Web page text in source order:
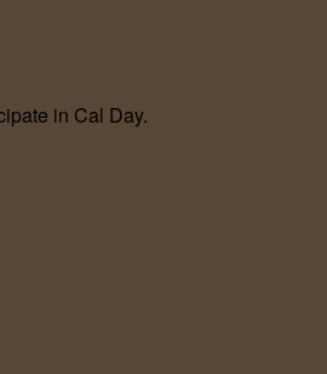
in Cal Day.